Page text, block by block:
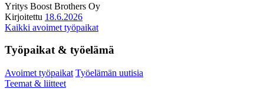
Yritys Boost Brothers Oy
Kirjoitettu 18.6.2026
Kaikki avoimet työpaikat
Työpaikat & työelämä
Avoimet työpaikat Työelämän uutisia
Teemat & liitteet